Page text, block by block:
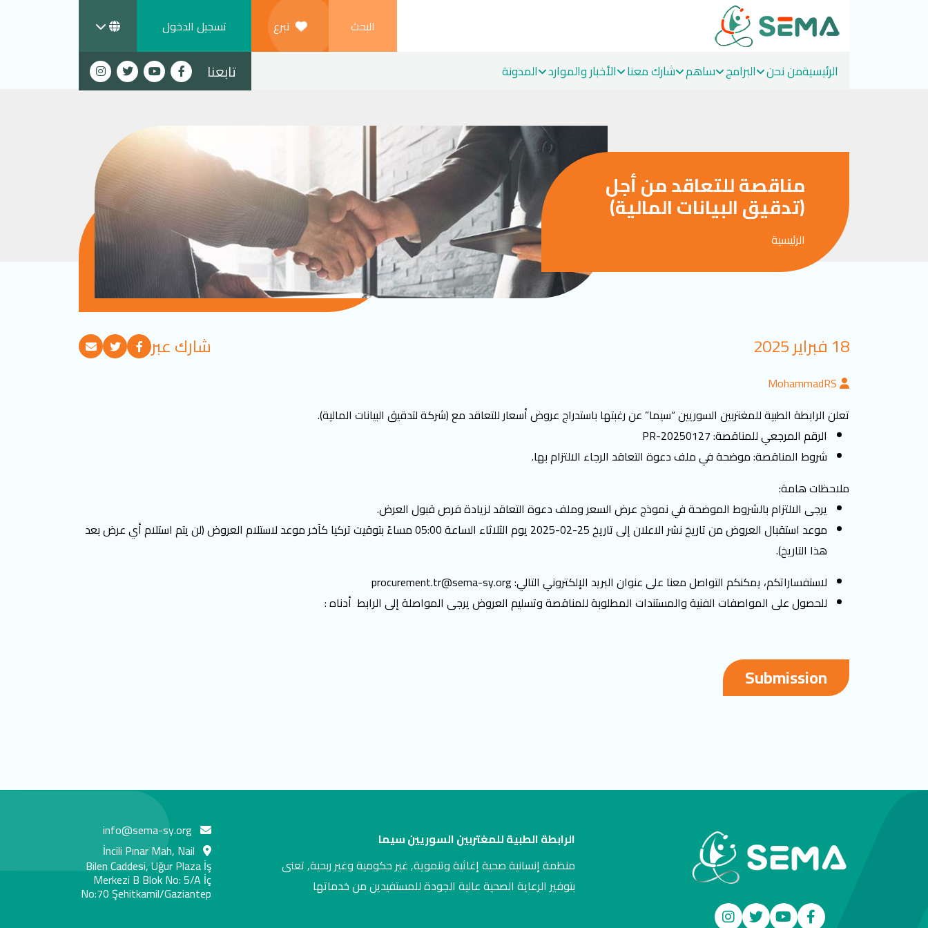
البحث تبرع تسجيل الدخول
الرئيسيةمن نحن البرامج ساهم شارك معنا الأخبار والموارد المدونة تابعنا
مناقصة للتعاقد من أجل
(تدقيق البيانات المالية)
الرئيسية
18 فبراير 2025 شارك عبر
MohammadRS
تعلن الرابطة الطبية للمغتربين السوريين “سيما” عن رغبتها باستدراج عروض أسعار للتعاقد مع (شركة لتدقيق البيانات المالية).
الرقم المرجعي للمناقصة: PR-20250127
شروط المناقصة: موضحة في ملف دعوة التعاقد الرجاء الالتزام بها.
ملاحظات هامة:
يرجى الالتزام بالشروط الموضحة في نموذج عرض السعر وملف دعوة التعاقد لزيادة فرص قبول العرض.
موعد استقبال العروض من تاريخ نشر الاعلان إلى تاريخ 25-02-2025 يوم الثلاثاء الساعة 05:00 مساءً بتوقيت تركيا كآخر موعد لاستلام العروض (لن يتم استلام أي عرض بعد
هذا التاريخ).
لاستفساراتكم، يمكنكم التواصل معنا على عنوان البريد الإلكتروني التالي:procurement.tr@sema-sy.org
للحصول على المواصفات الفنية والمستندات المطلوبة للمناقصة وتسليم العروض يرجى المواصلة إلى الرابط أدناه :
Submission
الرابطة الطبية للمغتربين السوريين سيما
منظمة إنسانية صحية إغاثية وتنموية, غير حكومية وغير ربحية, تعنى
بتوفير الرعاية الصحية عالية الجودة للمستفيدين من خدماتها
info@sema-sy.org
İncili Pınar Mah, Nail
Bilen Caddesi, Uğur Plaza İş
Merkezi B Blok No: 5/A İç
No:70 Şehitkamil/Gaziantep